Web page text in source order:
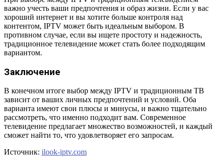
важно учесть ваши предпочтения и образ жизни. Если у вас
хороший интернет и вы хотите больше контроля над
контентом, IPTV может быть идеальным выбором. В
противном случае, если вы ищете простоту и надежность,
традиционное телевидение может стать более подходящим
вариантом.
Заключение
В конечном итоге выбор между IPTV и традиционным ТВ
зависит от ваших личных предпочтений и условий. Оба
варианта имеют свои плюсы и минусы, и важно тщательно
рассмотреть, что именно подходит вам. Современное
телевидение предлагает множество возможностей, и каждый
сможет найти то, что удовлетворяет его запросам.
Источник: ilook-iptv.com